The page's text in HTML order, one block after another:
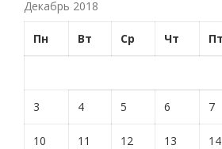
Декабрь 2018
Пн Вт Ср Чт Пт
3 4 5 6 7
10 11 12 13 14